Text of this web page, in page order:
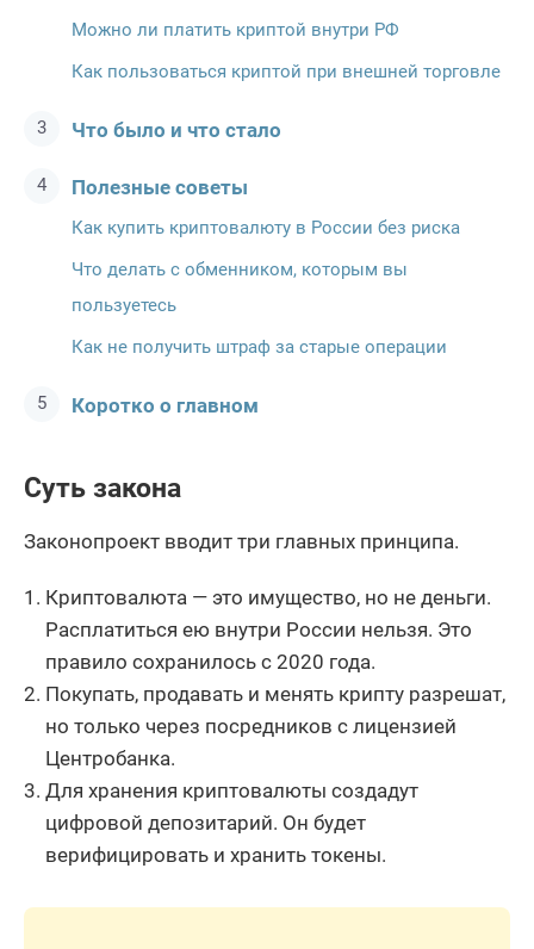
Можно ли платить криптой внутри РФ
Как пользоваться криптой при внешней торговле
Что было и что стало
Полезные советы
Как купить криптовалюту в России без риска
Что делать с обменником, которым вы
пользуетесь
Как не получить штраф за старые операции
Коротко о главном
Суть закона
Законопроект вводит три главных принципа.
Криптовалюта — это имущество, но не деньги.
Расплатиться ею внутри России нельзя. Это
правило сохранилось с 2020 года.
Покупать, продавать и менять крипту разрешат,
но только через посредников с лицензией
Центробанка.
Для хранения криптовалюты создадут
цифровой депозитарий. Он будет
верифицировать и хранить токены.